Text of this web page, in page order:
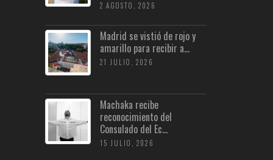
2 AGOSTO, 2026
Madrid se vistió de rojo y
amarillo para recibir a...
21 JULIO, 2026
Machaka recibe
reconocimiento del
Consulado del Ec...
15 JULIO, 2026